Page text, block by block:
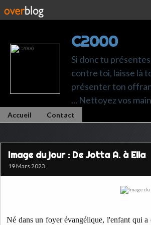
C2000
Si donc tu
contre toi, laisse là
présenter ton
... Nettoyez vos
Accueil Contact
Image du jour : De Jotta A. à Ella
19 Mars 2023
Né dans un foyer évangélique, l'enfant qui